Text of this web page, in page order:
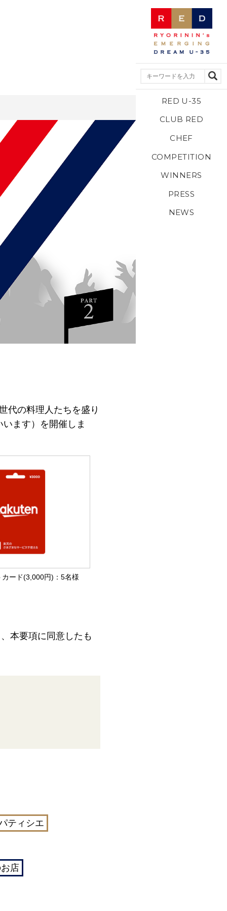
RED U-35
CLUB RED
CHEF
COMPETITION
WINNERS
PRESS
NEWS
代の料理人たちを盛り
ます）を開催しま
ード(3,000円)：5名様
本要項に同意したも
ティシエ
店